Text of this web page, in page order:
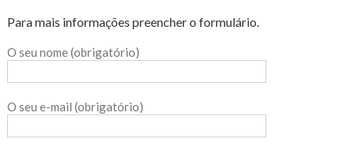
Para mais informações preencher o formulário.
O seu nome (obrigatório)
O seu e-mail (obrigatório)